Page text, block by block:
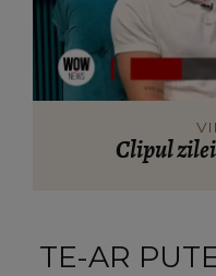
Clipul
TE-AR